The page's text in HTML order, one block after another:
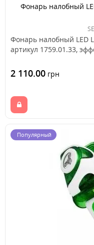
Фонарь налобный
Фонарь налобный LED
артикул 1759.01.33,
2 110.00 грн
Популярный